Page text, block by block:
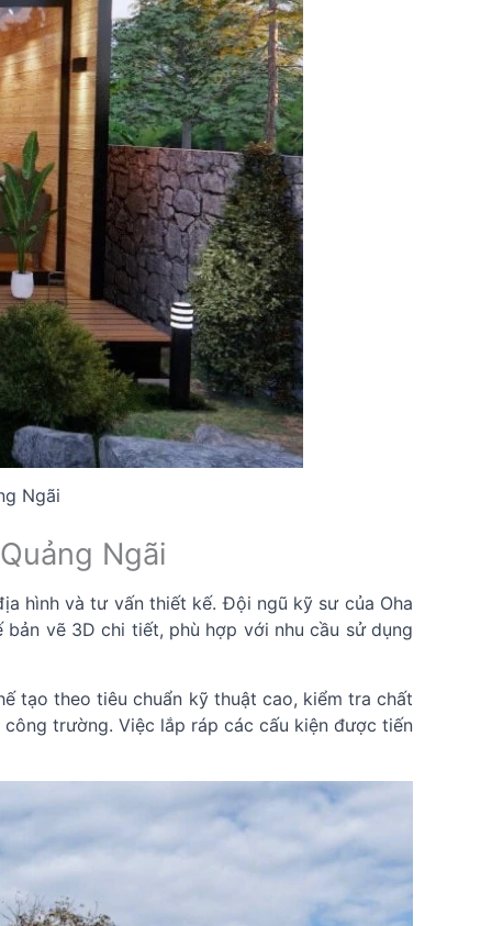
Ngãi
Ngãi
hình và tư vấn thiết kế. Đội ngũ kỹ sư của Oha
vẽ 3D chi tiết, phù hợp với nhu cầu sử dụng
tạo theo tiêu chuẩn kỹ thuật cao, kiểm tra chất
trường. Việc lắp ráp các cấu kiện được tiến